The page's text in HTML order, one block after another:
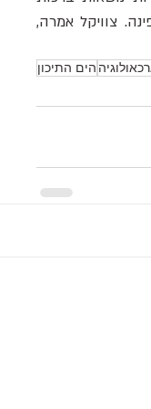
צוויקל אמרה,
הים התיכון